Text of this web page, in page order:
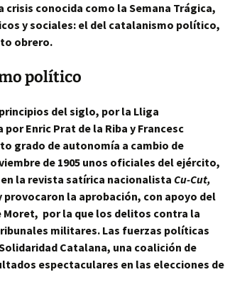
crisis conocida como la Semana Trágica,
y sociales: el del catalanismo político,
obrero.
político
del siglo, por la Lliga
Enric Prat de la Riba y Francesc
grado de autonomía a cambio de
de 1905 unos oficiales del ejército,
la revista satírica nacionalista Cu-Cut,
la aprobación, con apoyo del
Moret, por la que los delitos contra la
militares. Las fuerzas políticas
Catalana, una coalición de
espectaculares en las elecciones de